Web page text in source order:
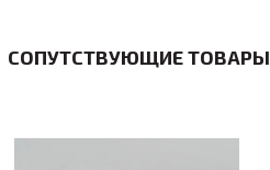
СОПУТСТВУЮЩИЕ ТОВАРЫ